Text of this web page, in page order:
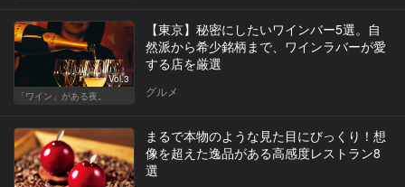
Vol.3
「ワイン」がある夜。
【東京】秘密にしたいワインバー5選。自
然派から希少銘柄まで、ワインラバーが愛
する店を厳選
グルメ
まるで本物のような見た目にびっくり！想
像を超えた逸品がある高感度レストラン8
選